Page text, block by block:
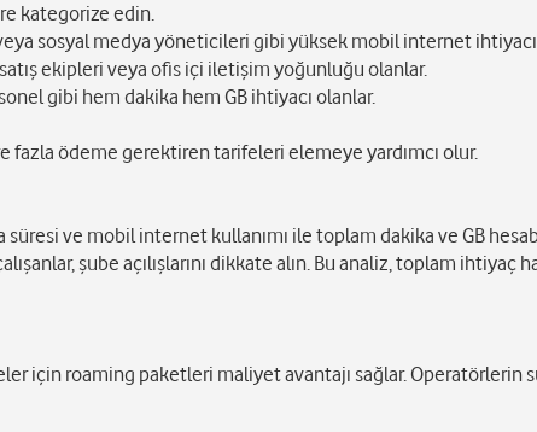
kategorize edin.
sosyal medya yöneticileri gibi yüksek mobil internet
ekipleri veya ofis içi iletişim yoğunluğu olanlar.
gibi hem dakika hem GB ihtiyacı olanlar.
fazla ödeme gerektiren tarifeleri elemeye yardımcı olur.
ve mobil internet kullanımı ile toplam dakika ve GB
şube açılışlarını dikkate alın. Bu analiz, toplam ihtiyaç
için roaming paketleri maliyet avantajı sağlar. Operatörlerin